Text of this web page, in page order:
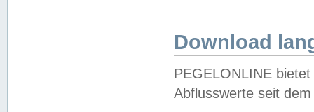
Download
PEGELONLINE
Abflusswerte seit